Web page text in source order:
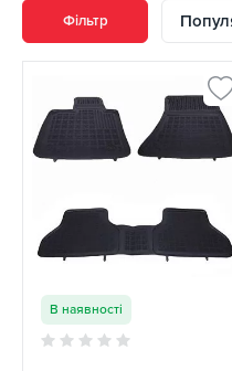
Фільтр
В наявності